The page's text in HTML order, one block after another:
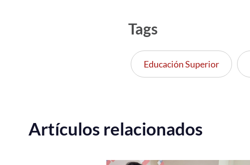
Tags
Educación Superior
Artículos relacionados